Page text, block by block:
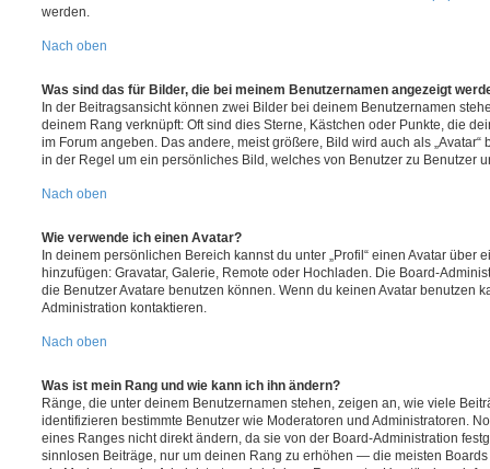
werden.
Nach oben
Was sind das für Bilder, die bei meinem Benutzernamen angezeigt
In der Beitragsansicht können zwei Bilder bei deinem Benutzernamen
deinem Rang verknüpft: Oft sind dies Sterne, Kästchen oder Punkte, die
im Forum angeben. Das andere, meist größere, Bild wird auch als
in der Regel um ein persönliches Bild, welches von Benutzer zu Benutzer
Nach oben
Wie verwende ich einen Avatar?
In deinem persönlichen Bereich kannst du unter „Profil“ einen Avatar über
hinzufügen: Gravatar, Galerie, Remote oder Hochladen. Die Board-
die Benutzer Avatare benutzen können. Wenn du keinen Avatar benutzen
Administration kontaktieren.
Nach oben
Was ist mein Rang und wie kann ich ihn ändern?
Ränge, die unter deinem Benutzernamen stehen, zeigen an, wie viele
identifizieren bestimmte Benutzer wie Moderatoren und Administratoren.
eines Ranges nicht direkt ändern, da sie von der Board-Administration
sinnlosen Beiträge, nur um deinen Rang zu erhöhen — die meisten